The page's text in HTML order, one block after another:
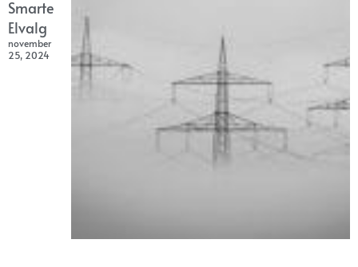
Smarte
Elvalg
november
25, 2024